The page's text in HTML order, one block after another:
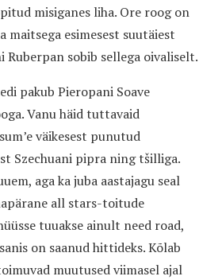
misiganes liha. Ore roog on
maitsega esimesest suutäiest
Ruberpan sobib sellega oivaliselt.
pakub Pieropani Soave
Vanu häid tuttavaid
väikesest punutud
Szechuani pipra ning tšilliga.
aga ka juba aastajagu seal
all stars-toitude
tuuakse ainult need road,
on saanud hittideks. Kõlab
muutused viimasel ajal